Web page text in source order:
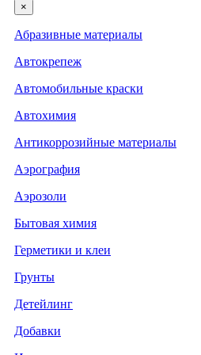
×
Абразивные материалы
Автокрепеж
Автомобильные краски
Автохимия
Антикоррозийные материалы
Аэрография
Аэрозоли
Бытовая химия
Герметики и клеи
Грунты
Детейлинг
Добавки